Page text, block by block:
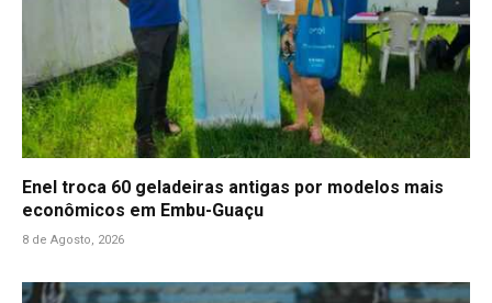
Enel troca 60 geladeiras antigas por modelos mais
econômicos em Embu-Guaçu
8 de Agosto, 2026